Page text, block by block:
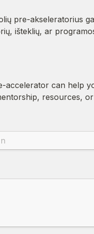
pre-akseleratorius
išteklių, ar
accelerator can help
resources,